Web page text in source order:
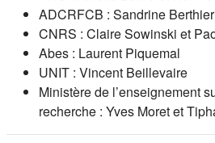
ADCRFCB : Sandrine Berthier
CNRS : Claire Sowinski et
Abes : Laurent Piquemal
UNIT : Vincent Beillevaire
Ministère de l’enseignement
recherche : Yves Moret et